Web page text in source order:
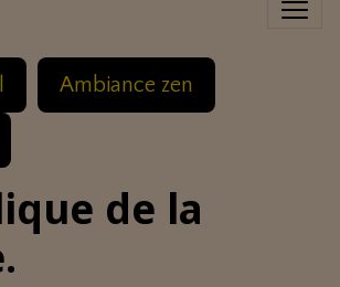
Ambiance zen
de la